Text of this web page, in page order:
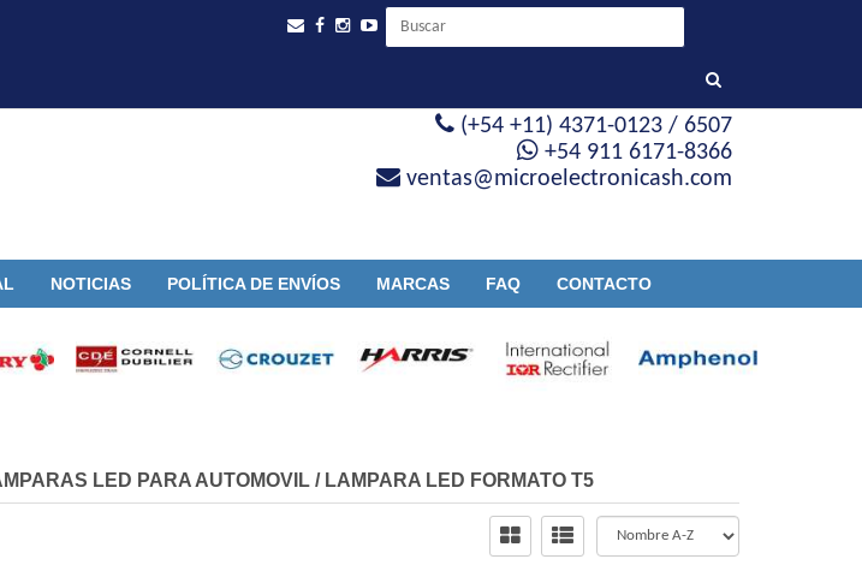
NOTICIAS POLÍTICA DE ENVÍOS MARCAS FAQ CONTACTO
(+54 +11) 4371-0123 / 6507
+54 911 6171-8366
ventas@microelectronicash.com
LED PARA AUTOMOVIL/ LAMPARA LED FORMATO T5